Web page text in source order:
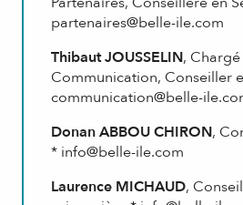
partenaires@belle-ile.com
Thibaut JOUSSELIN,
Communication, Conseiller
communication@belle-
Donan ABBOU CHIRON,
* info@belle-ile.com
Laurence MICHAUD,